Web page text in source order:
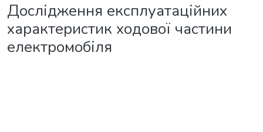
Дослідження експлуатаційних
характеристик ходової частини
електромобіля